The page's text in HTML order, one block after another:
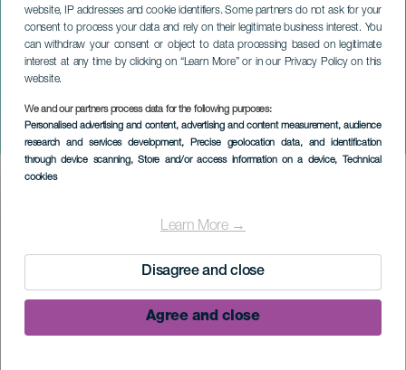
website, IP addresses and cookie identifiers. Some partners do not ask for your
consent to process your data and rely on their legitimate business interest. You
can withdraw your consent or object to data processing based on legitimate
interest at any time by clicking on “Learn More” or in our Privacy Policy on this
website.
We and our partners process data for the following purposes:
Personalised advertising and content, advertising and content measurement, audience
research and services development, Precise geolocation data, and identification
through device scanning, Store and/or access information on a device, Technical
cookies
Learn More →
Disagree and close
Agree and close
Travesía Playa y Puerto
Tazacorte
LA PALMA
Imagen